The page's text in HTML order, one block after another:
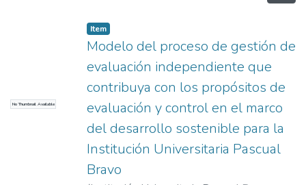
No Thumbnail Available
Item
Modelo del proceso de gestión de
evaluación independiente que
contribuya con los propósitos de
evaluación y control en el marco
del desarrollo sostenible para la
Institución Universitaria Pascual
Bravo